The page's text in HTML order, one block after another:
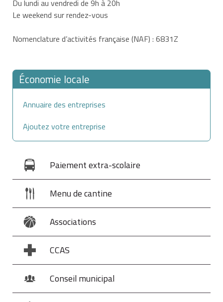
Du lundi au vendredi de 9h à 20h
Le weekend sur rendez-vous
Nomenclature d’activités française (NAF) : 6831Z
Économie locale
Annuaire des entreprises
Ajoutez votre entreprise
Paiement extra-scolaire
Menu de cantine
Associations
CCAS
Conseil municipal